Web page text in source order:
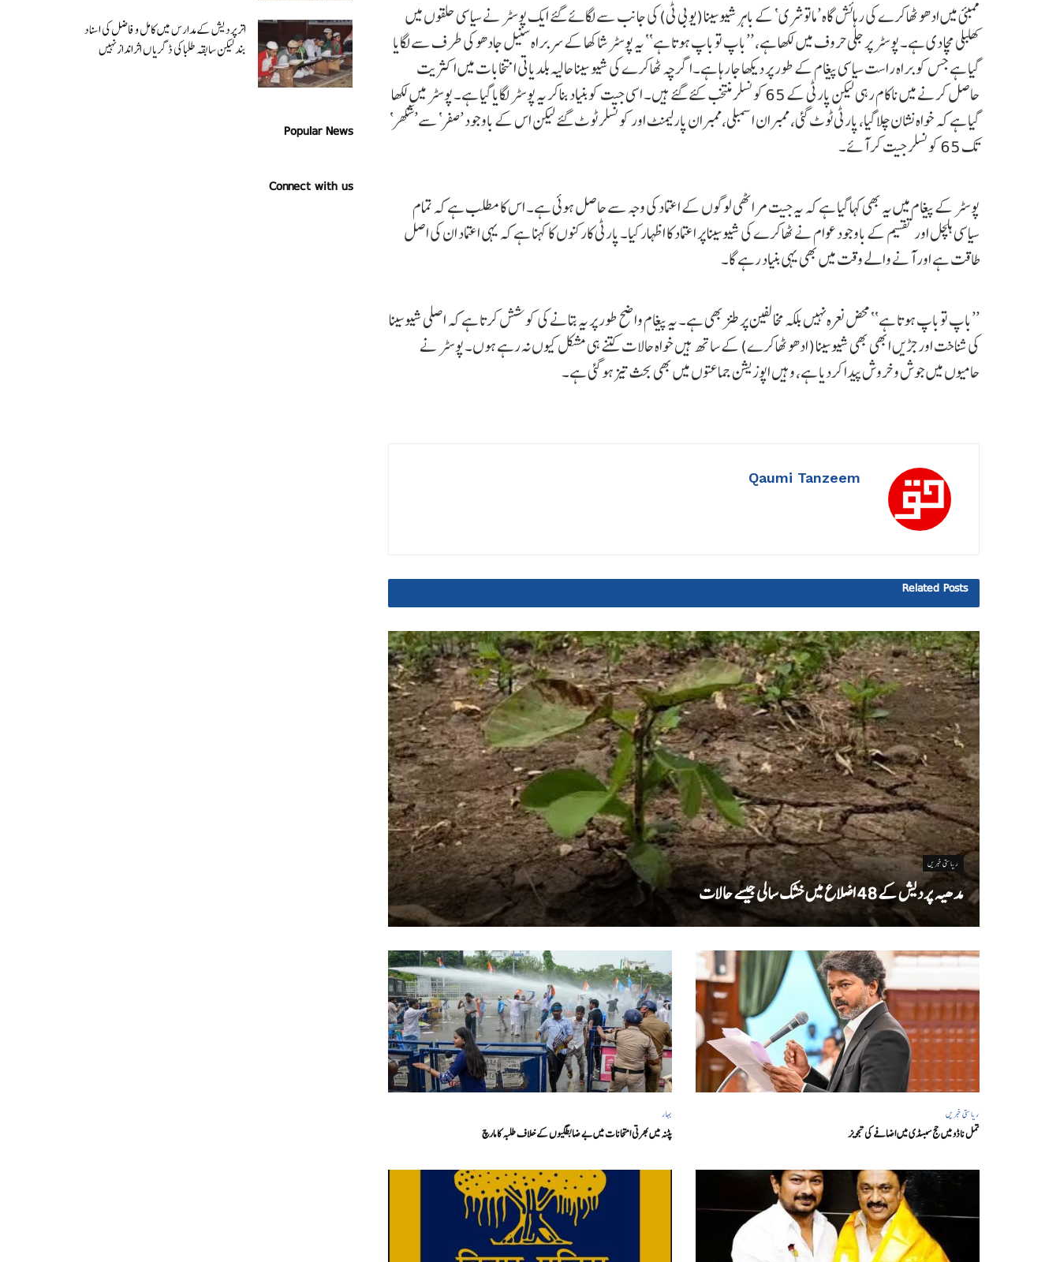
ممبئی میں ادھو ٹھاکرے کی رہائش گاہ ’ماتوشری‘ کے باہر شیوسینا (یو بی ٹی) کی جانب سے لگائے گئے ایک پوسٹر نے سیاسی حلقوں میں
کھلبلی مچا دی ہے۔ پوسٹر پر جلی حروف میں لکھا ہے، ’’باپ تو باپ ہوتا ہے‘‘ یہ پوسٹر شاکھا کے سربراہ سنیل جادھو کی طرف سے لگایا
گیا ہے جس کو براہ راست سیاسی پیغام کے طور پر دیکھا جا رہا ہے۔اگرچہ ٹھاکرے کی شیو سینا حالیہ بلدیاتی انتخابات میں اکثریت
حاصل کرنے میں ناکام رہی لیکن پارٹی کے 65 کونسلرمنتخب کئے گئے ہیں۔ اسی جیت کو بنیاد بناکر یہ پوسٹر لگایا گیا ہے۔ پوسٹر میں لکھا
گیا ہے کہ خواہ نشان چلا گیا، پارٹی ٹوٹ گئی، ممبران اسمبلی،ممبران پارلیمنٹ اور کونسلر ٹوٹ گئے لیکن اس کے باوجود ’صفر‘ سے’شکھر‘
تک 65 کونسلر جیت کر آئے۔
پوسٹر کے پیغام میں یہ بھی کہا گیا ہے کہ یہ جیت مراٹھی لوگوں کے اعتماد کی وجہ سے حاصل ہوئی ہے۔ اس کا مطلب ہے کہ تمام
سیاسی ہلچل اور تقسیم کے باوجود عوام نے ٹھاکرے کی شیوسینا پر اعتماد کا اظہار کیا۔ پارٹی کارکنوں کا کہنا ہے کہ یہی اعتماد ان کی اصل
طاقت ہے اور آنے والے وقت میں بھی یہی بنیاد رہے گا۔
’’باپ تو باپ ہوتا ہے‘‘ محض نعرہ نہیں بلکہ مخالفین پر طنز بھی ہے۔ یہ پیغام واضح طور پر یہ بتانے کی کوشش کرتا ہے کہ اصلی شیوسینا
کی شناخت اور جڑیں ابھی بھی شیوسینا (ادھو ٹھاکرے) کے ساتھ ہیں خواہ حالات کتنے ہی مشکل کیوں نہ رہے ہوں۔ پوسٹر نے
حامیوں میں جوش و خروش پیدا کردیا ہے، وہیں اپوزیشن جماعتوں میں بھی بحث تیز ہو گئی ہے۔
Qaumi Tanzeem
Related Posts
ریاستی خبریں
مدھیہ پردیش کے 48 اضلاع میں خشک سالی جیسے حالات
ریاستی خبریں
تمل ناڈو میں حج سبسڈی میں اضافے کی تجویز
بہار
پٹنہ میں بھرتی امتحانات میں بے ضابطگیوں کے خلاف طلبہ کا مارچ
اتر پردیش کےمدارس میں کامل و فاضل کی اسناد
بند لیکن سابقہ طلبا کی ڈگریا ں اثرانداز نہیں
Popular News
Connect with us